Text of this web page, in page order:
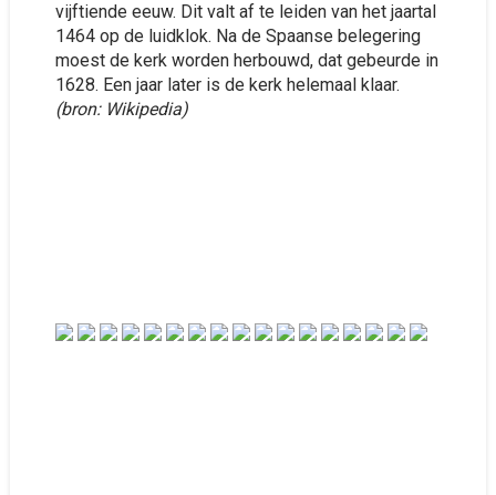
vijftiende eeuw. Dit valt af te leiden van het jaartal
1464 op de luidklok. Na de Spaanse belegering
moest de kerk worden herbouwd, dat gebeurde in
1628. Een jaar later is de kerk helemaal klaar.
(bron: Wikipedia)